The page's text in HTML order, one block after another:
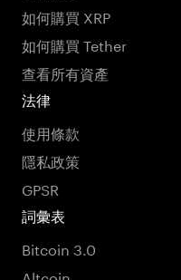
如何購買 XRP
如何購買 Tether
查看所有資產
法律
使用條款
隱私政策
GPSR
詞彙表
Bitcoin 3.0